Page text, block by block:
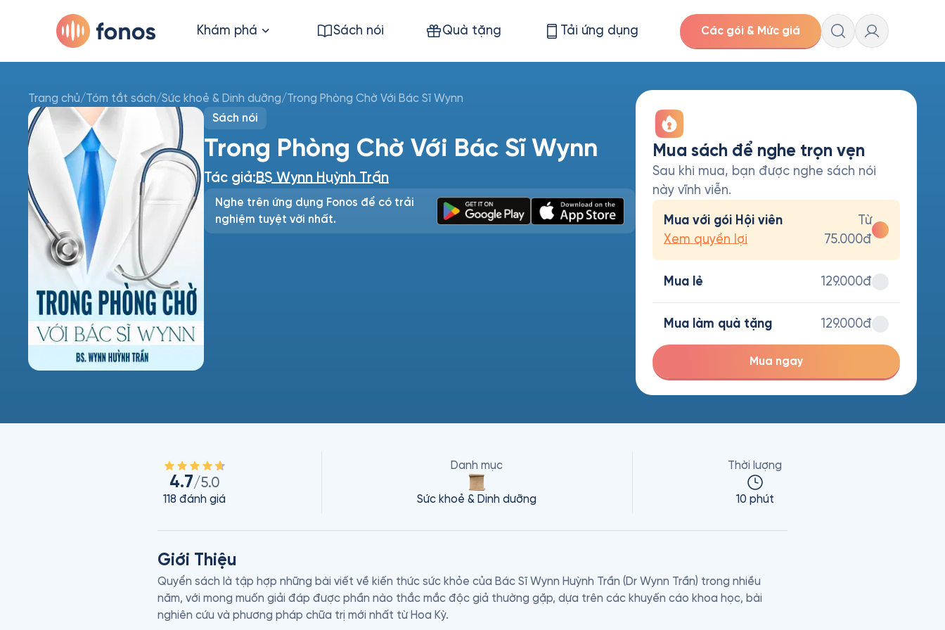
Khám phá Sách nói Quà tặng Tải ứng dụng Các gói & Mức giá
Trang chủ/Tóm tắt sách/Sức khoẻ & Dinh dưỡng/Trong Phòng Chờ Với Bác Sĩ Wynn
Sách nói
Trong Phòng Chờ Với Bác Sĩ Wynn
Tác giả:BS Wynn Huỳnh Trần
Nghe trên ứng dụng Fonos để có trải
nghiệm tuyệt vời nhất.
Mua sách để nghe trọn vẹn
Sau khi mua, bạn được nghe sách nói
này vĩnh viễn.
Mua với gói Hội viên
Xem quyền lợi
Từ
75.000đ
Mua lẻ 129.000đ
Mua làm quà tặng 129.000đ
Mua ngay
4.7/5.0
118 đánh giá
Danh mục
Sức khoẻ & Dinh dưỡng
Thời lượng
10 phút
Giới Thiệu
Quyển sách là tập hợp những bài viết về kiến thức sức khỏe của Bác Sĩ Wynn Huỳnh Trần (Dr Wynn Trần) trong nhiều
năm, với mong muốn giải đáp được phần nào thắc mắc độc giả thường gặp, dựa trên các khuyến cáo khoa học, bài
nghiên cứu và phương pháp chữa trị mới nhất từ Hoa Kỳ.